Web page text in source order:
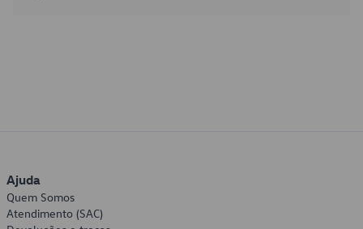
Ajuda
Quem Somos
Atendimento (SAC)